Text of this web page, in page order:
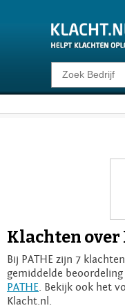
Klacht
Login
Klachten over
Bij PATHE zijn 7
gemiddelde beoordeling
PATHE . Bekijk ook het
Klacht.nl.